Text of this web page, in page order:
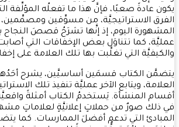
عادةً صعبًا، فإنَّ هذا ما تفعلُه المؤلِّفة
الاستراتيجيَّة، من مسوِّقين ومصمِّمين،
اليوم، إذ إنَّها تشرَحُ قصصَ النجاح
كما تتناوَل بعض الإخفاقات التي أصابت
التي تغلَّبت بها تلك العلامة على
الكتاب قسمَين أساسيَّين، يشرح أحَدُهما
ويتابع الآخر عمليَّة تنفيذ تلك
المنشأة. يَستخدمُ الكتاب أمثلةً واقعيَّة
ذلك صورٌ من حملاتٍ إعلانيَّةٍ لعلاماتٍ
التي تدعم أفضلَ الممارسات. كما يتضمَّن